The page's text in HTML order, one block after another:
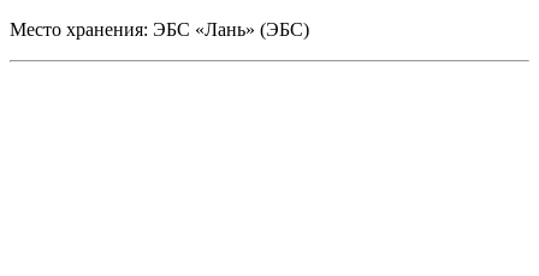
Место хранения: ЭБС «Лань» (ЭБС)